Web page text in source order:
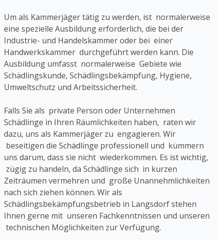
Um als Kammerjäger tätig zu werden, ist normalerweise
eine spezielle Ausbildung erforderlich, die bei der
Industrie- und Handelskammer oder bei einer
Handwerkskammer durchgeführt werden kann. Die
Ausbildung umfasst normalerweise Gebiete wie
Schädlingskunde, Schädlingsbekämpfung, Hygiene,
Umweltschutz und Arbeitssicherheit.
Falls Sie als private Person oder Unternehmen
Schädlinge in Ihren Räumlichkeiten haben, raten wir
dazu, uns als Kammerjäger zu engagieren. Wir
beseitigen die Schädlinge professionell und kümmern
uns darum, dass sie nicht wiederkommen. Es ist wichtig,
zügig zu handeln, da Schädlinge sich in kurzen
Zeiträumen vermehren und große Unannehmlichkeiten
nach sich ziehen können. Wir als
Schädlingsbekämpfungsbetrieb in Langsdorf stehen
Ihnen gerne mit unseren Fachkenntnissen und unseren
technischen Möglichkeiten zur Verfügung.